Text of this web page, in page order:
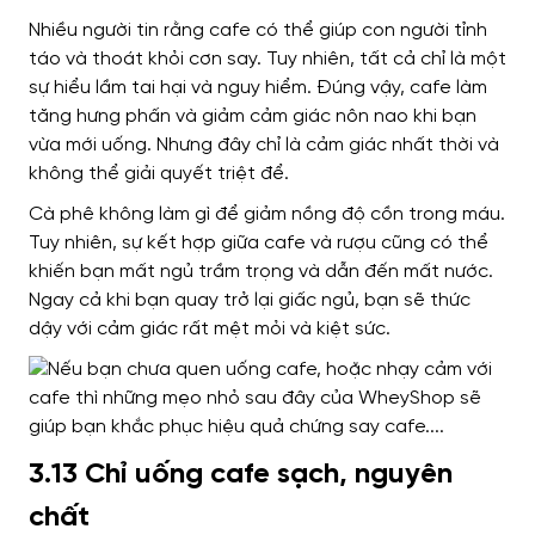
Nhiều người tin rằng cafe có thể giúp con người tỉnh
táo và thoát khỏi cơn say. Tuy nhiên, tất cả chỉ là một
sự hiểu lầm tai hại và nguy hiểm. Đúng vậy, cafe làm
tăng hưng phấn và giảm cảm giác nôn nao khi bạn
vừa mới uống. Nhưng đây chỉ là cảm giác nhất thời và
không thể giải quyết triệt để.
Cà phê không làm gì để giảm nồng độ cồn trong máu.
Tuy nhiên, sự kết hợp giữa cafe và rượu cũng có thể
khiến bạn mất ngủ trầm trọng và dẫn đến mất nước.
Ngay cả khi bạn quay trở lại giấc ngủ, bạn sẽ thức
dậy với cảm giác rất mệt mỏi và kiệt sức.
3.13 Chỉ uống cafe sạch, nguyên
chất